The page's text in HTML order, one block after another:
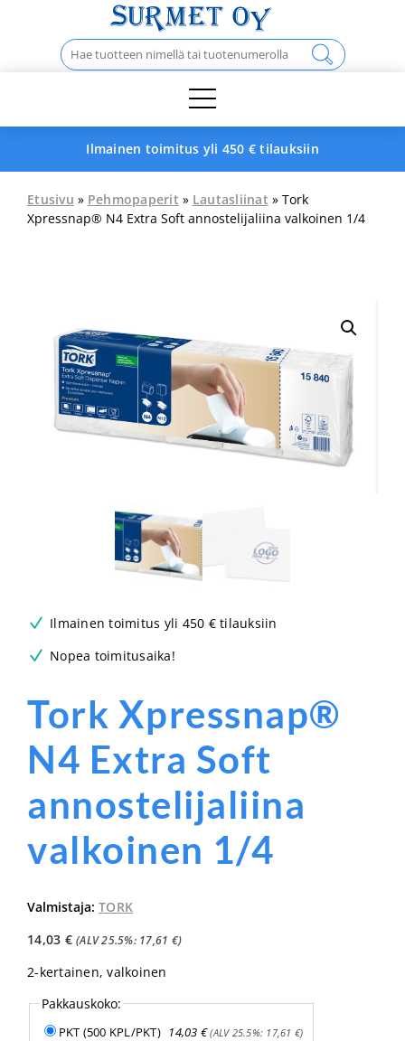
Haku:
Ilmainen toimitus yli 450 € tilauksiin
Etusivu » Pehmopaperit » Lautasliinat » Tork
Xpressnap® N4 Extra Soft annostelijaliina valkoinen 1/4
Ilmainen toimitus yli 450 € tilauksiin
Nopea toimitusaika!
Tork Xpressnap®
N4 Extra Soft
annostelijaliina
valkoinen 1/4
Valmistaja: TORK
14,03 € (ALV 25.5%: 17,61 €)
2-kertainen, valkoinen
Pakkauskoko:
PKT (500 KPL/PKT) 14,03 €(ALV 25.5%: 17,61 €)